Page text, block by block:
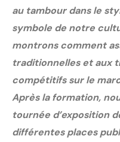
au tambour dans le
symbole de notre
montrons comment
traditionnelles et aux
compétitifs sur le
Après la formation,
tournée d’exposition
différentes places